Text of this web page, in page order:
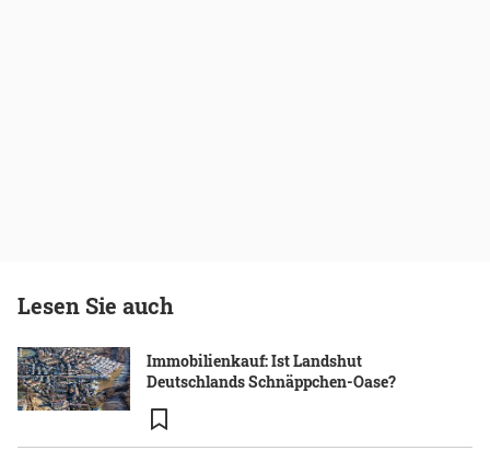
Lesen Sie auch
Immobilienkauf: Ist Landshut
Deutschlands Schnäppchen-Oase?